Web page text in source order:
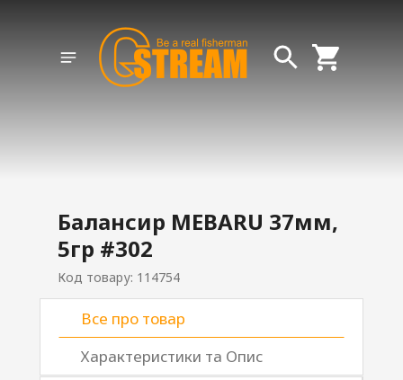
Балансир MEBARU 37мм,
5гр #302
Код товару: 114754
Все про товар
Характеристики та Опис